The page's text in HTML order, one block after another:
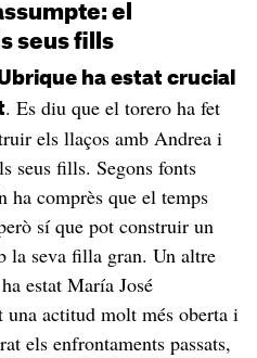
el
seus fills
ha estat crucial
. Es diu que el torero ha fet
els llaços amb Andrea i
seus fills. Segons fonts
ha comprès que el temps
sí que pot construir un
la seva filla gran. Un altre
estat María José
una actitud molt més oberta i
els enfrontaments passats,